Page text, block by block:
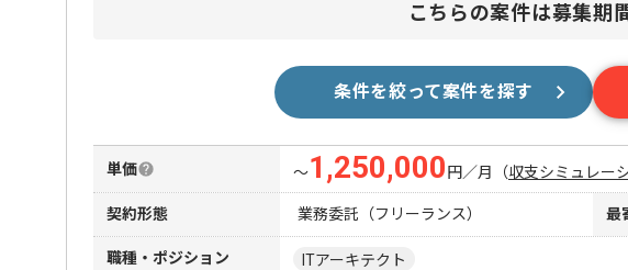
こちらの案件は募集期
条件を絞って案件を探す
単価 〜1,250,000 円／月 （収支シミュレー
契約形態 業務委託（フリーランス） 最
職種・ポジション ITアーキテクト